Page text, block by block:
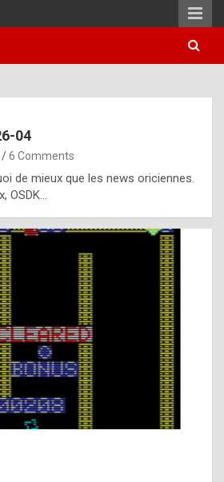
i
u
l
y
d
i
ff
i
04
6 Comments
de mieux que les news oriciennes.
OSDK…